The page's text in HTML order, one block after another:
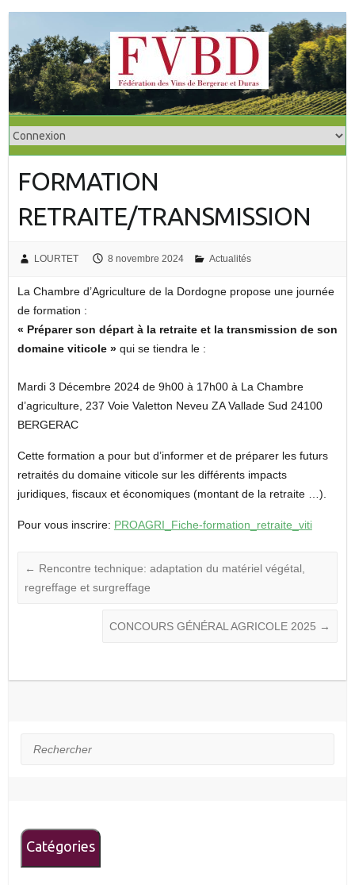
FORMATION
RETRAITE/TRANSMISSION
LOURTET 8 novembre 2024 Actualités
La Chambre d’Agriculture de la Dordogne propose une journée
de formation :
« Préparer son départ à la retraite et la transmission de son
domaine viticole »qui se tiendra le :
Mardi 3 Décembre 2024 de 9h00 à 17h00 à La Chambre
d’agriculture, 237 Voie Valetton Neveu ZA Vallade Sud 24100
BERGERAC
Cette formation a pour but d’informer et de préparer les futurs
retraités du domaine viticole sur les différents impacts
juridiques, fiscaux et économiques (montant de la retraite …).
Pour vous inscrire: PROAGRI_Fiche-formation_retraite_viti
← Rencontre technique: adaptation du matériel végétal,
regreffage et surgreffage
CONCOURS GÉNÉRAL AGRICOLE 2025 →
Rechercher
Catégories